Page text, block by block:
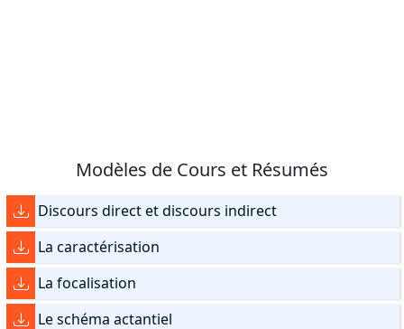
Modèles de Cours et Résumés
Discours direct et discours indirect
La caractérisation
La focalisation
Le schéma actantiel